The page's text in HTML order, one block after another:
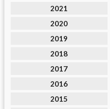
2021
2020
2019
2018
2017
2016
2015